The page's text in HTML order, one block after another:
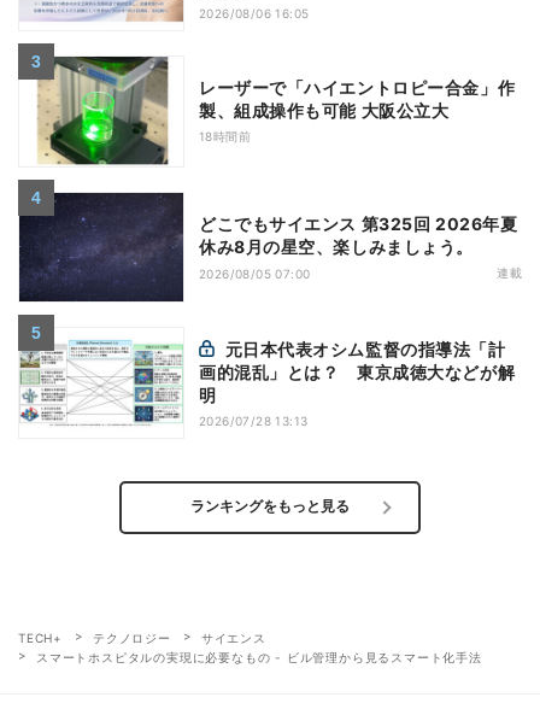
2026/08/06 16:05
レーザーで「ハイエントロピー合金」作
製、組成操作も可能 大阪公立大
18時間前
どこでもサイエンス 第325回 2026年夏
休み8月の星空、楽しみましょう。
2026/08/05 07:00 連載
画的混乱」とは？ 東京成徳大などが解
明
2026/07/28 13:13
ランキングをもっと見る
TECH+ テクノロジー
サイエンス
スマートホスピタルの実現に必要なもの - ビル管理から見るスマート化手法